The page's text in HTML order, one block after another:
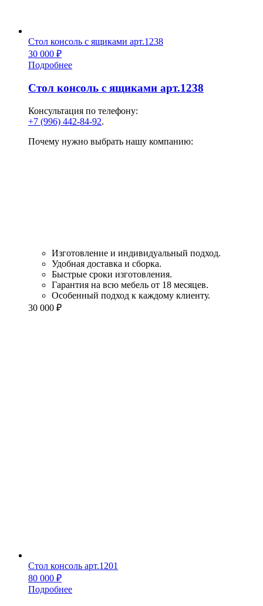
Стол консоль с ящиками арт.1238
30 000 ₽
Подробнее
Стол консоль с ящиками арт.1238
Консультация по телефону:
+7 (996) 442-84-92.
Почему нужно выбрать нашу компанию:
Изготовление и индивидуальный подход.
Удобная доставка и сборка.
Быстрые сроки изготовления.
Гарантия на всю мебель от 18 месяцев.
Особенный подход к каждому клиенту.
30 000 ₽
Стол консоль арт.1201
80 000 ₽
Подробнее